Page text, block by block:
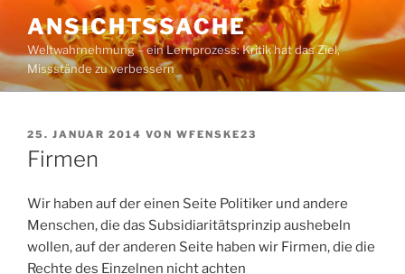
Inhalt
springen
ANSICHTSSACHE
Weltwahrnehmung – ein Lernprozess: Kritik hat das Ziel,
Missstände zu verbessern
VERÖFFENTLICHT
AM
25. JANUAR 2014 VON WFENSKE23
Firmen
Wir haben auf der einen Seite Politiker und andere
Menschen, die das Subsidiaritätsprinzip aushebeln
wollen, auf der anderen Seite haben wir Firmen, die die
Rechte des Einzelnen nicht achten